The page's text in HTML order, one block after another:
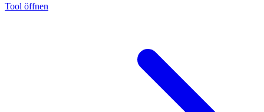
Tool öffnen